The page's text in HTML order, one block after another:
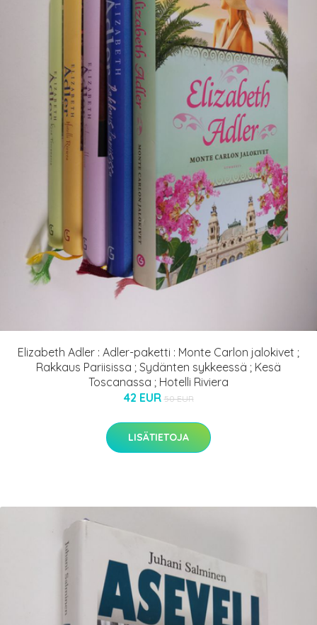
Elizabeth Adler : Adler-paketti : Monte Carlon jalokivet ;
Rakkaus Pariisissa ; Sydänten sykkeessä ; Kesä
Toscanassa ; Hotelli Riviera
42 EUR 50 EUR
LISÄTIETOJA